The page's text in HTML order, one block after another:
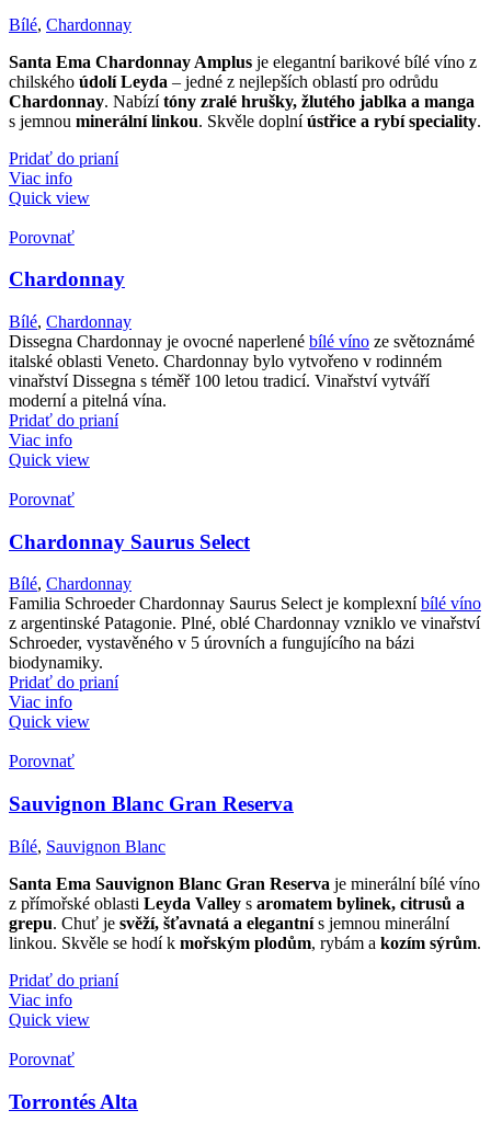
Bílé, Chardonnay
Santa Ema Chardonnay Amplus je elegantní barikové bílé víno z
chilského údolí Leyda – jedné z nejlepších oblastí pro odrůdu
Chardonnay. Nabízítóny zralé hrušky, žlutého jablka a manga
s jemnou minerální linkou. Skvěle doplníústřice a rybí speciality.
Pridať do prianí
Viac info
Quick view
Porovnať
Chardonnay
Bílé, Chardonnay
Dissegna Chardonnay je ovocné naperlené bílé víno ze světoznámé
italské oblasti Veneto. Chardonnay bylo vytvořeno v rodinném
vinařství Dissegna s téměř 100 letou tradicí. Vinařství vytváří
moderní a pitelná vína.
Pridať do prianí
Viac info
Quick view
Porovnať
Chardonnay Saurus Select
Bílé, Chardonnay
Familia Schroeder Chardonnay Saurus Select je komplexníbílé víno
z argentinské Patagonie. Plné, oblé Chardonnay vzniklo ve vinařství
Schroeder, vystavěného v 5 úrovních a fungujícího na bázi
biodynamiky.
Pridať do prianí
Viac info
Quick view
Porovnať
Sauvignon Blanc Gran Reserva
Bílé, Sauvignon Blanc
Santa Ema Sauvignon Blanc Gran Reserva je minerální bílé víno
z přímořské oblasti Leyda Valley s aromatem bylinek, citrusů a
grepu. Chuť je svěží, šťavnatá a elegantnís jemnou minerální
linkou. Skvěle se hodí k mořským plodům, rybám a kozím sýrům.
Pridať do prianí
Viac info
Quick view
Porovnať
Torrontés Alta